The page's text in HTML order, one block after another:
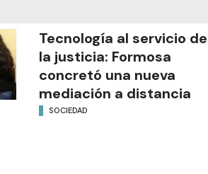
Tecnología al servicio de
la justicia: Formosa
concretó una nueva
mediación a distancia
SOCIEDAD